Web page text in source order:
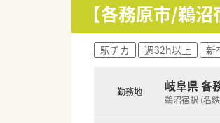
【各務原市/鵜
駅チカ 週32h以上 新
勤務地 岐阜県 各
鵜沼宿駅 (名